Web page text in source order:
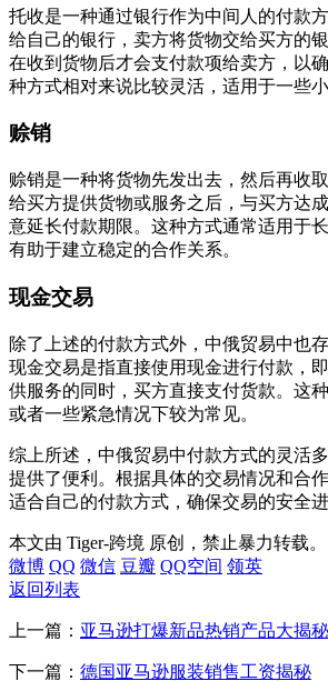
托收是一种通过银行作为中间人的付款
给自己的银行，卖方将货物交给买方的
在收到货物后才会支付款项给卖方，以
种方式相对来说比较灵活，适用于一些小
赊销
赊销是一种将货物先发出去，然后再收
给买方提供货物或服务之后，与买方达
意延长付款期限。这种方式通常适用于
有助于建立稳定的合作关系。
现金交易
除了上述的付款方式外，中俄贸易中也
现金交易是指直接使用现金进行付款，
供服务的同时，买方直接支付货款。这
或者一些紧急情况下较为常见。
综上所述，中俄贸易中付款方式的灵活
提供了便利。根据具体的交易情况和合
适合自己的付款方式，确保交易的安全进
本文由 Tiger-跨境 原创，禁止暴力转载。
微博 QQ 微信 豆瓣 QQ空间 领英
返回列表
上一篇： 亚马逊打爆新品热销产品大揭秘
下一篇： 德国亚马逊服装销售工资揭秘